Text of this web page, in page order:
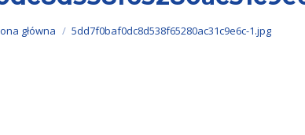
tutaj:
główna 5dd7f0baf0dc8d538f65280ac31c9e6c-1.jpg